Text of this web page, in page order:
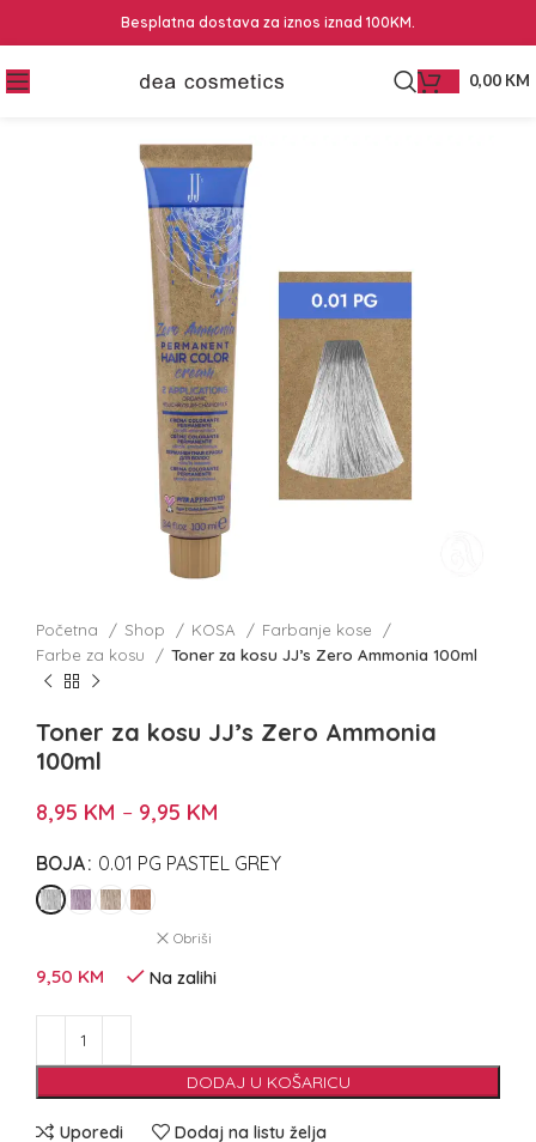
Besplatna dostava za iznos iznad 100KM.
0,00 KM
Početna Shop KOSA
Farbanje kose
Farbe za kosu
Toner za kosu JJ’s Zero Ammonia 100ml
Toner za kosu JJ’s Zero Ammonia
100ml
8,95 KM – 9,95 KM
BOJA 0.01 PG PASTEL GREY
Obriši
9,50 KM Na zalihi
DODAJ U KOŠARICU
Uporedi Dodaj na listu želja